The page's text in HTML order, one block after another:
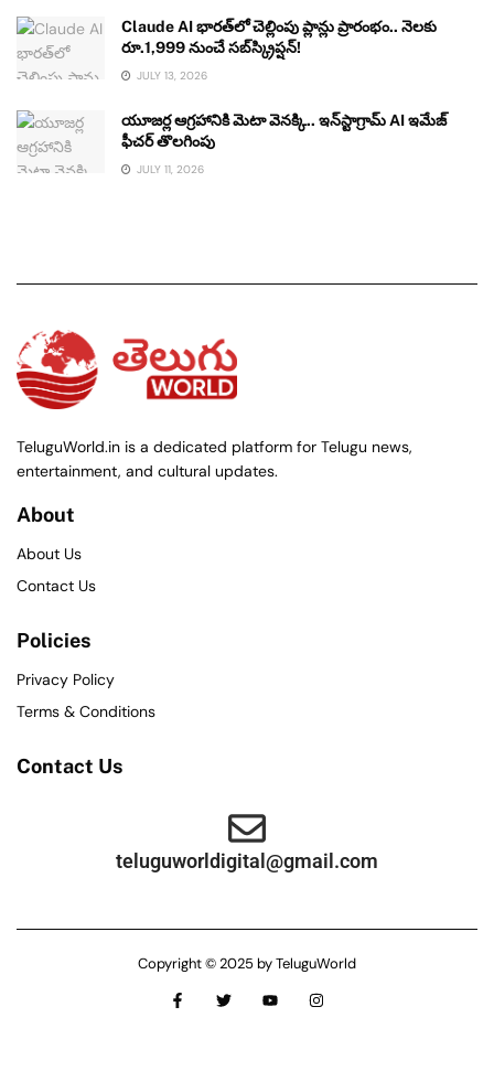
Claude AI భారత్‌లో చెల్లింపు ప్లాన్లు ప్రారంభం.. నెలకు
రూ.1,999 నుంచే సబ్‌స్క్రిప్షన్!
JULY 13, 2026
యూజర్ల ఆగ్రహానికి మెటా వెనక్కి.. ఇన్‌స్టాగ్రామ్ AI ఇమేజ్
ఫీచర్ తొలగింపు
JULY 11, 2026
TeluguWorld.in is a dedicated platform for Telugu news,
entertainment, and cultural updates.
About
About Us
Contact Us
Policies
Privacy Policy
Terms & Conditions
Contact Us
teluguworldigital@gmail.com
Copyright © 2025 by TeluguWorld